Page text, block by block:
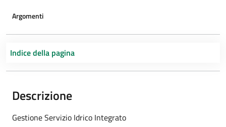
Argomenti
Indice della pagina
Descrizione
Gestione Servizio Idrico Integrato